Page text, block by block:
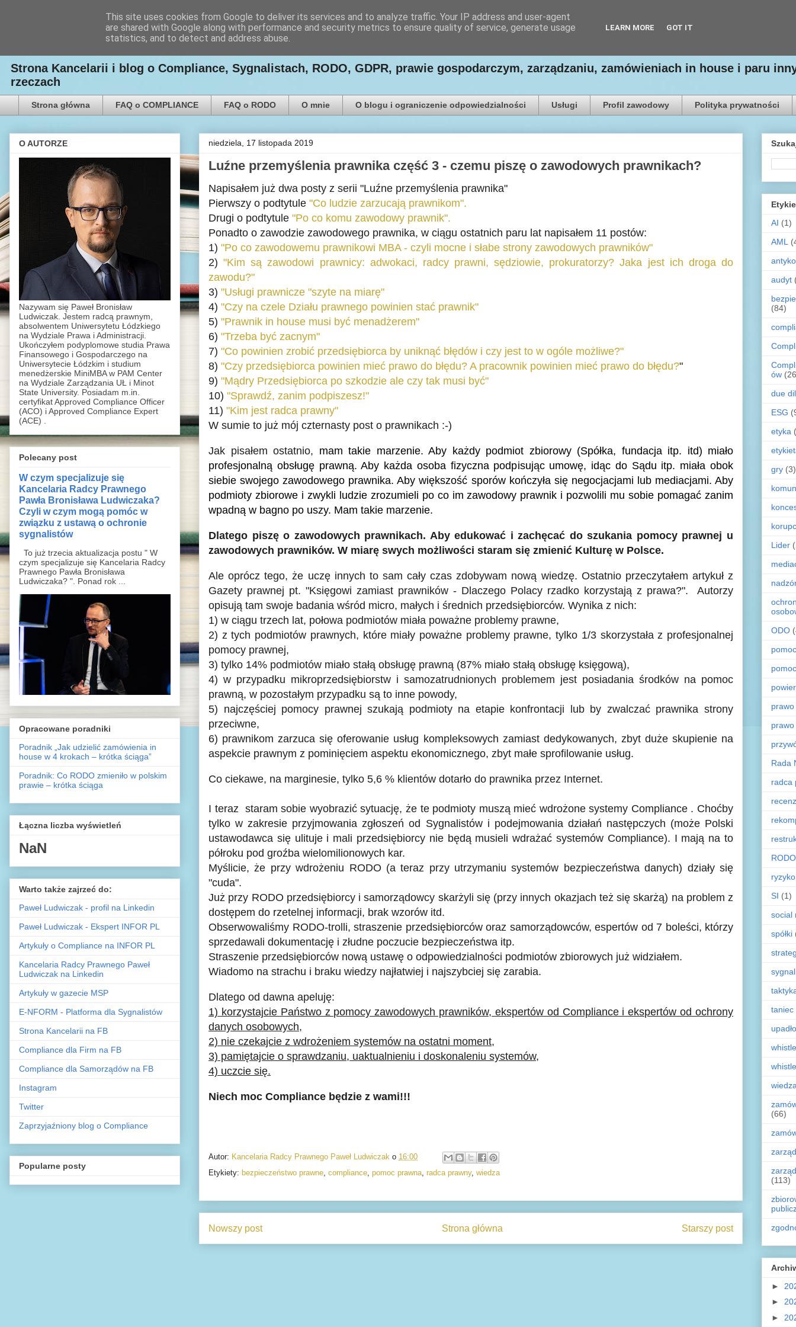
Kancelaria Radcy Prawnego Paweł Ludwiczak
Strona Kancelarii i blog o Compliance, Sygnalistach, RODO, GDPR, prawie gospodarczym, zarządzaniu, zamówieniach in house i paru
rzeczach
Strona główna FAQ o COMPLIANCE FAQ o RODO O mnie O blogu i ograniczenie odpowiedzialności Usługi Profil zawodowy Polityka prywatności
niedziela, 17 listopada 2019
Luźne przemyślenia prawnika część 3 - czemu piszę o zawodowych prawnikach?
Napisałem już dwa posty z serii "Luźne przemyślenia prawnika"
Pierwszy o podtytule "Co ludzie zarzucają prawnikom".
Drugi o podtytule "Po co komu zawodowy prawnik".
Ponadto o zawodzie zawodowego prawnika, w ciągu ostatnich paru lat napisałem 11 postów:
1) "Po co zawodowemu prawnikowi MBA - czyli mocne i słabe strony zawodowych prawników"
2)"Kim są zawodowi prawnicy: adwokaci, radcy prawni, sędziowie, prokuratorzy? Jaka jest ich droga do
zawodu?"
3) "Usługi prawnicze "szyte na miarę"
4) "Czy na czele Działu prawnego powinien stać prawnik"
5) "Prawnik in house musi być menadżerem"
6) "Trzeba być zacnym"
7) "Co powinien zrobić przedsiębiorca by uniknąć błędów i czy jest to w ogóle możliwe?"
8) "Czy przedsiębiorca powinien mieć prawo do błędu? A pracownik powinien mieć prawo do błędu?"
9) "Mądry Przedsiębiorca po szkodzie ale czy tak musi być"
10) "Sprawdź, zanim podpiszesz!"
11) "Kim jest radca prawny"
W sumie to już mój czternasty post o prawnikach :-)
Jak pisałem ostatnio, mam takie marzenie. Aby każdy podmiot zbiorowy (Spółka, fundacja itp. itd) miało
profesjonalną obsługę prawną. Aby każda osoba fizyczna podpisując umowę, idąc do Sądu itp. miała obok
siebie swojego zawodowego prawnika. Aby większość sporów kończyła się negocjacjami lub mediacjami. Aby
podmioty zbiorowe i zwykli ludzie zrozumieli po co im zawodowy prawnik i pozwolili mu sobie pomagać zanim
wpadną w bagno po uszy. Mam takie marzenie.
Dlatego piszę o zawodowych prawnikach. Aby edukować i zachęcać do szukania pomocy prawnej u
zawodowych prawników. W miarę swych możliwości staram się zmienić Kulturę w Polsce.
Ale oprócz tego, że uczę innych to sam cały czas zdobywam nową wiedzę. Ostatnio przeczytałem artykuł z
Gazety prawnej pt. "Księgowi zamiast prawników - Dlaczego Polacy rzadko korzystają z prawa?". Autorzy
opisują tam swoje badania wśród micro, małych i średnich przedsiębiorców. Wynika z nich:
1) w ciągu trzech lat, połowa podmiotów miała poważne problemy prawne,
2) z tych podmiotów prawnych, które miały poważne problemy prawne, tylko 1/3 skorzystała z profesjonalnej
pomocy prawnej,
3) tylko 14% podmiotów miało stałą obsługę prawną (87% miało stałą obsługę księgową),
4) w przypadku mikroprzedsiębiorstw i samozatrudnionych problemem jest posiadania środków na pomoc
prawną, w pozostałym przypadku są to inne powody,
5) najczęściej pomocy prawnej szukają podmioty na etapie konfrontacji lub by zwalczać prawnika strony
przeciwne,
6) prawnikom zarzuca się oferowanie usług kompleksowych zamiast dedykowanych, zbyt duże skupienie na
aspekcie prawnym z pominięciem aspektu ekonomicznego, zbyt małe sprofilowanie usług.
Co ciekawe, na marginesie, tylko 5,6 % klientów dotarło do prawnika przez Internet.
I teraz staramsobie wyobrazić sytuację, że te podmioty muszą mieć wdrożone systemy Compliance . Choćby
tylko w zakresie przyjmowania zgłoszeń od Sygnalistów i podejmowania działań następczych (może Polski
ustawodawca się ulituje i mali przedsiębiorcy nie będą musieli wdrażać systemów Compliance). I mają na to
półroku pod groźba wielomilionowych kar.
Myślicie, że przy wdrożeniu RODO (a teraz przy utrzymaniu systemów bezpieczeństwa danych) działy się
"cuda".
Już przy RODO przedsiębiorcy i samorządowcy skarżyli się (przy innych okazjach też się skarżą) na problem z
dostępem do rzetelnej informacji, brak wzorów itd.
Obserwowaliśmy RODO-trolli, straszenie przedsiębiorców oraz samorządowców, espertów od 7 boleści, którzy
sprzedawali dokumentację i złudne poczucie bezpieczeństwa itp.
Straszenie przedsiębiorców nową ustawę o odpowiedzialności podmiotów zbiorowych już widziałem.
Wiadomo na strachu i braku wiedzy najłatwiej i najszybciej się zarabia.
Dlatego od dawna apeluję:
1) korzystajcie Państwo z pomocy zawodowych prawników, ekspertów od Compliance i ekspertów od ochrony
danych osobowych,
2) nie czekajcie z wdrożeniem systemów na ostatni moment,
3) pamiętajcie o sprawdzaniu, uaktualnieniu i doskonaleniu systemów,
4) uczcie się.
Niech moc Compliance będzie z wami!!!
Autor: Kancelaria Radcy Prawnego Paweł Ludwiczak o 16:00
Etykiety: bezpieczeństwo prawne compliance pomoc prawna radca prawny, wiedza
Nowszy post Starszy post
Strona główna
O AUTORZE
Nazywam się Paweł Bronisław
Ludwiczak. Jestem radcą prawnym,
absolwentem Uniwersytetu Łódzkiego
na Wydziale Prawa i Administracji.
Ukończyłem podyplomowe studia Prawa
Finansowego i Gospodarczego na
Uniwersytecie Łódzkim i studium
menedżerskie MiniMBA w PAM Center
na Wydziale Zarządzania UŁ i Minot
State University. Posiadam m.in.
certyfikat Approved Compliance Officer
(ACO) i Approved Compliance Expert
(ACE) .
Polecany post
W czym specjalizuje się
Kancelaria Radcy Prawnego
Pawła Bronisława Ludwiczaka?
Czyli w czym mogą pomóc w
związku z ustawą o ochronie
sygnalistów
To już trzecia aktualizacja postu " W
czym specjalizuje się Kancelaria Radcy
Prawnego Pawła Bronisława
Ludwiczaka? ". Ponad rok ...
Opracowane poradniki
Poradnik „Jak udzielić zamówienia in
house w 4 krokach – krótka ściąga”
Poradnik: Co RODO zmieniło w polskim
prawie – krótka ściąga
Łączna liczba wyświetleń
NaN
Warto także zajrzeć do:
Paweł Ludwiczak - profil na Linkedin
Paweł Ludwiczak - Ekspert INFOR PL
Artykuły o Compliance na INFOR PL
Kancelaria Radcy Prawnego Paweł
Ludwiczak na Linkedin
Artykuły w gazecie MSP
E-NFORM - Platforma dla Sygnalistów
Strona Kancelarii na FB
Compliance dla Firm na FB
Compliance dla Samorządów na FB
Instagram
Twitter
Zaprzyjaźniony blog o Compliance
Popularne posty
AI (1)
AML
audyt
(84)
ów
due
ESG
etyka
gry (3)
Lider
ODO
Rada
radca
RODO
ryzyko
SI (1)
social
spółki
taniec
(66)
(113)
►
►
►
This site uses cookies from Google to deliver its services and to analyze traffic. Your IP address and user-agent
are shared with Google along with performance and security metrics to ensure quality of service, generate usage
statistics, and to detect and address abuse.
LEARN MORE GOT IT